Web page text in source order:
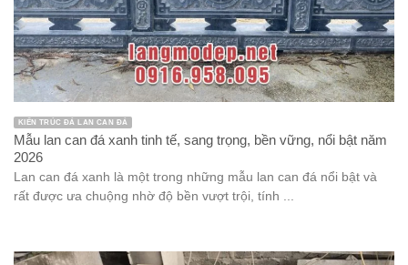
KIẾN TRÚC ĐÁ LAN CAN ĐÁ
Mẫu lan can đá xanh tinh tế, sang trọng, bền vững, nổi bật năm
2026
Lan can đá xanh là một trong những mẫu lan can đá nổi bật và
rất được ưa chuộng nhờ độ bền vượt trội, tính ...